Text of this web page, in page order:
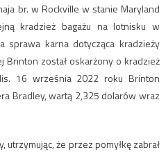
br. w Rockville w stanie Maryland
kradzież bagażu na lotnisku w
sprawa karna dotycząca kradzieży
Brinton został oskarżony o kradzież
16 września 2022 roku Brinton
Bradley, wartą 2,325 dolarów wraz
że przez pomyłkę zabrał